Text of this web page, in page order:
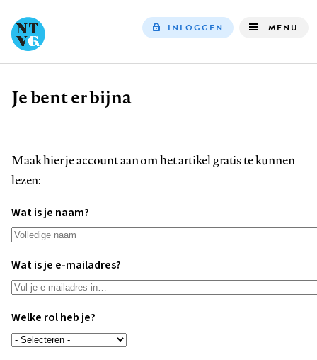
INLOGGEN MENU
Kruimelpad
Je bent er bijna
Maak hier je account aan om het artikel gratis te kunnen
lezen:
Wat is je naam?
Wat is je e-mailadres?
Welke rol heb je?